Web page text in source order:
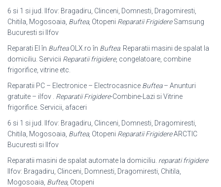
6 si 1 si jud. Ilfov: Bragadiru, Clinceni, Domnesti, Dragomiresti,
Chitila, Mogosoaia, Buftea, Otopeni Reparatii FrigidereSamsung
Bucuresti si Ilfov
Reparati El în BufteaOLX.ro în Buftea. Reparatii masini de spalat la
domiciliu. Servicii Reparatii frigidere, congelatoare, combine
frigorifice, vitrine etc.
Reparatii PC – Electronice – Electrocasnice Buftea– Anunturi
gratuite – ilfov . Reparatii Frigidere-Combine-Lazi si Vitrine
frigorifice. Servicii, afaceri
6 si 1 si jud. Ilfov: Bragadiru, Clinceni, Domnesti, Dragomiresti,
Chitila, Mogosoaia, Buftea, Otopeni Reparatii FrigidereARCTIC
Bucuresti si Ilfov
Reparatii masini de spalat automate la domiciliu. reparati frigidere
Ilfov: Bragadiru, Clinceni, Domnesti, Dragomiresti, Chitila,
Mogosoaia, Buftea, Otopeni